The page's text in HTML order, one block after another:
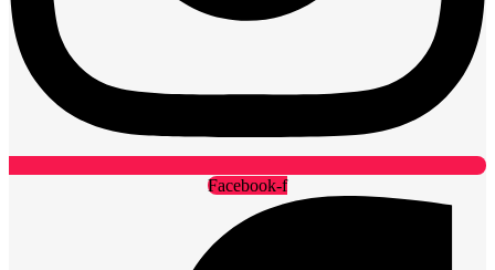
Facebook-f